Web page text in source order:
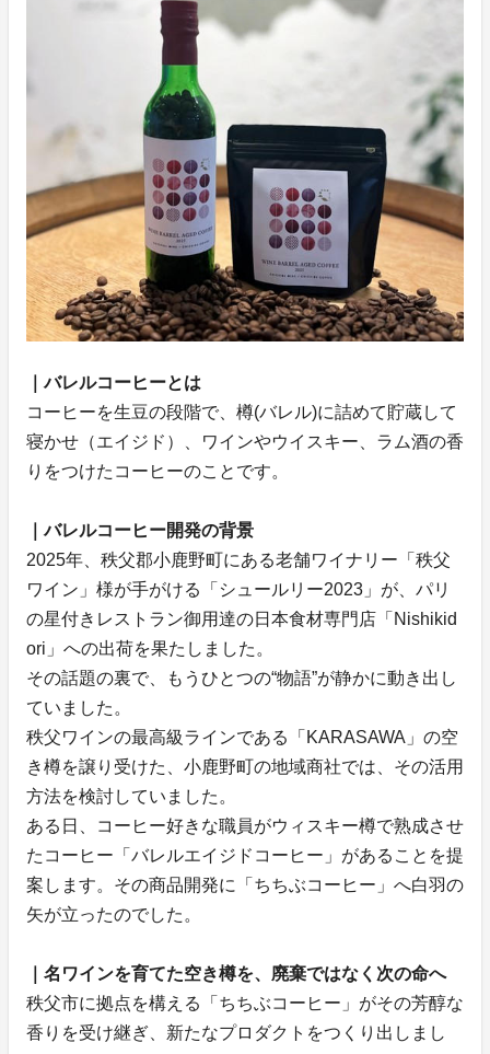
｜バレルコーヒーとは
コーヒーを生豆の段階で、樽(バレル)に詰めて貯蔵して
寝かせ（エイジド）、ワインやウイスキー、ラム酒の香
りをつけたコーヒーのことです。
｜バレルコーヒー開発の背景
2025年、秩父郡小鹿野町にある老舗ワイナリー「秩父
ワイン」様が手がける「シュールリー2023」が、パリ
の星付きレストラン御用達の日本食材専門店「Nishikid
ori」への出荷を果たしました。
その話題の裏で、もうひとつの“物語”が静かに動き出し
ていました。
秩父ワインの最高級ラインである「KARASAWA」の空
き樽を譲り受けた、小鹿野町の地域商社では、その活用
方法を検討していました。
ある日、コーヒー好きな職員がウィスキー樽で熟成させ
たコーヒー「バレルエイジドコーヒー」があることを提
案します。その商品開発に「ちちぶコーヒー」へ白羽の
矢が立ったのでした。
｜名ワインを育てた空き樽を、廃棄ではなく次の命へ
秩父市に拠点を構える「ちちぶコーヒー」がその芳醇な
香りを受け継ぎ、新たなプロダクトをつくり出しまし